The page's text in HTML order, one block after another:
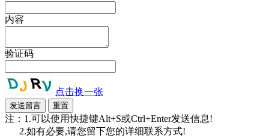
内容
验证码
点击换一张
注：1.可以使用快捷键Alt+S或Ctrl+Enter发送信息!
2.如有必要,请您留下您的详细联系方式!